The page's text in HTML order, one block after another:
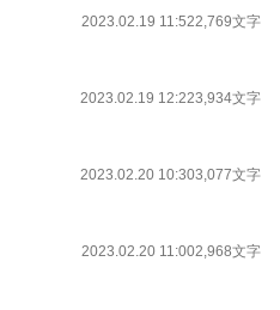
2023.02.19 11:522,769文字
2023.02.19 12:223,934文字
2023.02.20 10:303,077文字
2023.02.20 11:002,968文字